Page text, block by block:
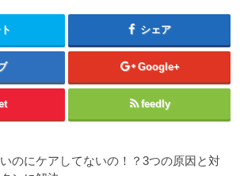
シェア
Google+
feedly
のにケアしてないの！？3つの原因と対